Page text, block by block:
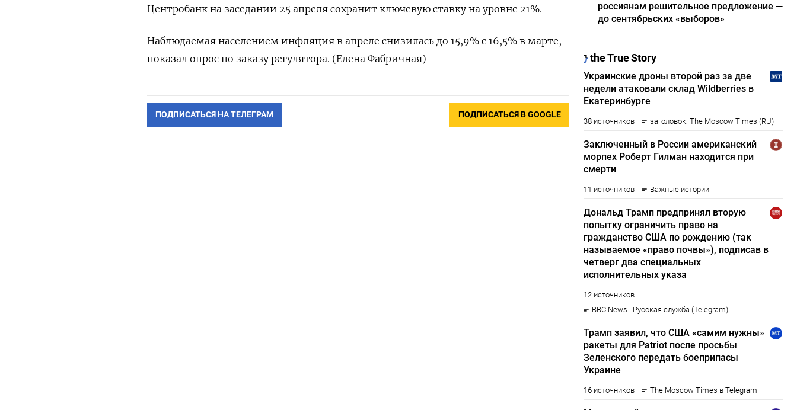
Центробанк на заседании 25 апреля сохранит ключевую ставку на уровне 21%.
Наблюдаемая населением инфляция в апреле снизилась до 15,9% с 16,5% в марте,
показал опрос по заказу регулятора. (Елена Фабричная)
ПОДПИСАТЬСЯ НА ТЕЛЕГРАМ ПОДПИСАТЬСЯ В GOOGLE
россиянам решительное предложение —
до сентябрьских «выборов»